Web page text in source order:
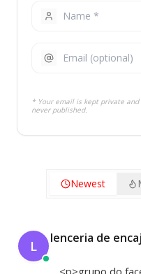
* Your email is kept private and
never published.
Newest
L lenceria de
<p>grupo do